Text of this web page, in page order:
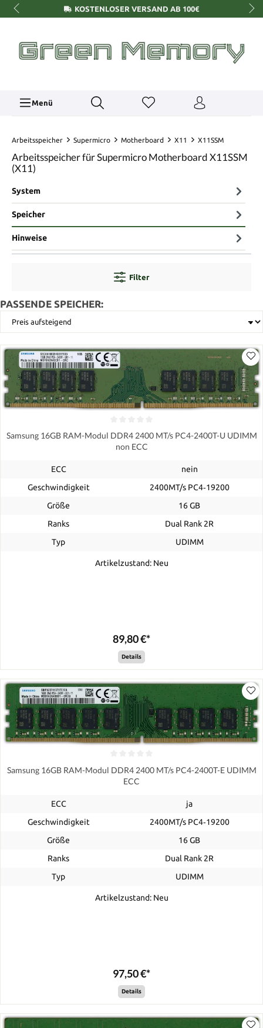
KOSTENLOSER VERSAND AB 100€
Menü
Arbeitsspeicher Supermicro Motherboard X11 X11SSM
Arbeitsspeicher für Supermicro Motherboard X11SSM
(X11)
System
Speicher
Hinweise
Filter
PASSENDE SPEICHER:
Samsung 16GB RAM-Modul DDR4 2400 MT/s PC4-2400T-U UDIMM
non ECC
ECC
nein
Geschwindigkeit
2400MT/s PC4‑19200
Größe
16 GB
Ranks
Dual Rank 2R
Typ
UDIMM
Artikelzustand: Neu
89,80 €*
Details
Samsung 16GB RAM-Modul DDR4 2400 MT/s PC4-2400T-E UDIMM
ECC
ECC
ja
Geschwindigkeit
2400MT/s PC4‑19200
Größe
16 GB
Ranks
Dual Rank 2R
Typ
UDIMM
Artikelzustand: Neu
97,50 €*
Details